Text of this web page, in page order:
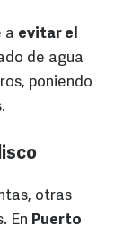
a evitar el
de agua
poniendo
otras
En Puerto